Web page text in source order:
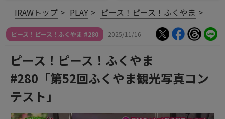
IRAWトップ PLAY ピース！ピース！ふくやま
ピース！ピース！ふくやま #280 2025/11/16
ピース！ピース！ふくやま
#280「第52回ふくやま観光写真コン
テスト」